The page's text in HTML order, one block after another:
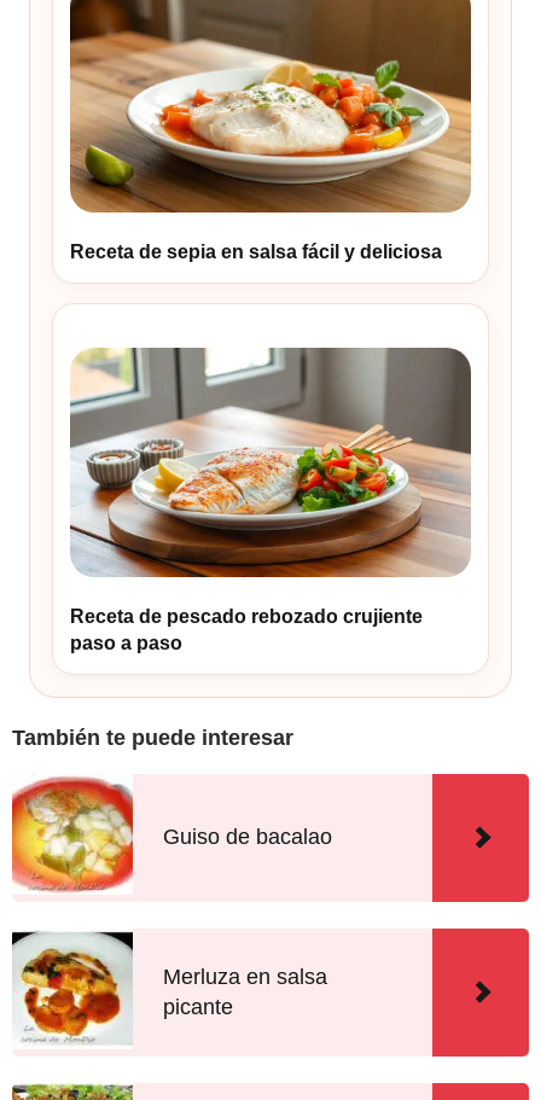
Receta de sepia en salsa fácil y deliciosa
Receta de pescado rebozado crujiente
paso a paso
También te puede interesar
Guiso de bacalao
Merluza en salsa
picante